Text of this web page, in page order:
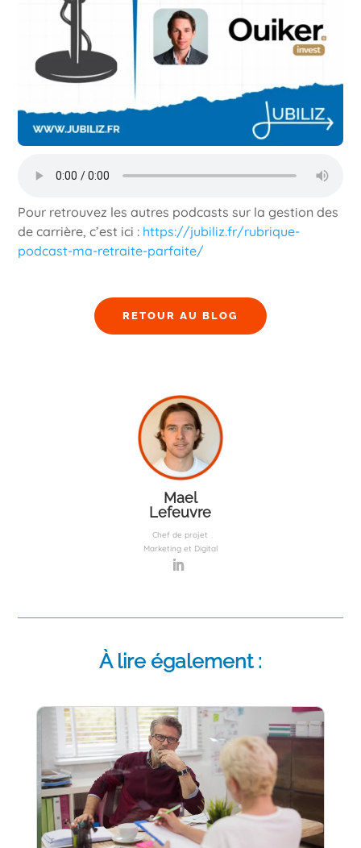
Pour retrouvez les autres podcasts sur la gestion des
de carrière, c’est ici : https://jubiliz.fr/rubrique-
podcast-ma-retraite-parfaite/
RETOUR AU BLOG
Mael
Lefeuvre
Chef de projet
Marketing et Digital
À lire également :